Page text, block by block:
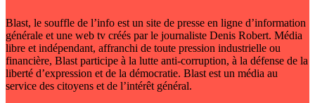
Blast, le souffle de l’info est un site de presse en ligne d’information
générale et une web tv créés par le journaliste Denis Robert. Média
libre et indépendant, affranchi de toute pression industrielle ou
financière, Blast participe à la lutte anti-corruption, à la défense de la
liberté d’expression et de la démocratie. Blast est un média au
service des citoyens et de l’intérêt général.